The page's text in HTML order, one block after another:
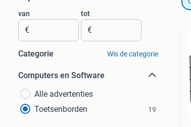
van
€
tot
€
Categorie Wis de categorie
Computers en Software
Alle advertenties
Toetsenborden
19